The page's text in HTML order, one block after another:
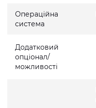
Операційна
система
Додатковий
опціонал/
можливості